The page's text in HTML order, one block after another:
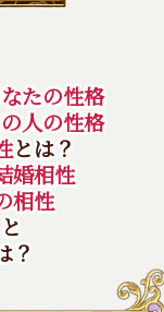
たの性格
人の性格
とは？
婚相性
相性
？